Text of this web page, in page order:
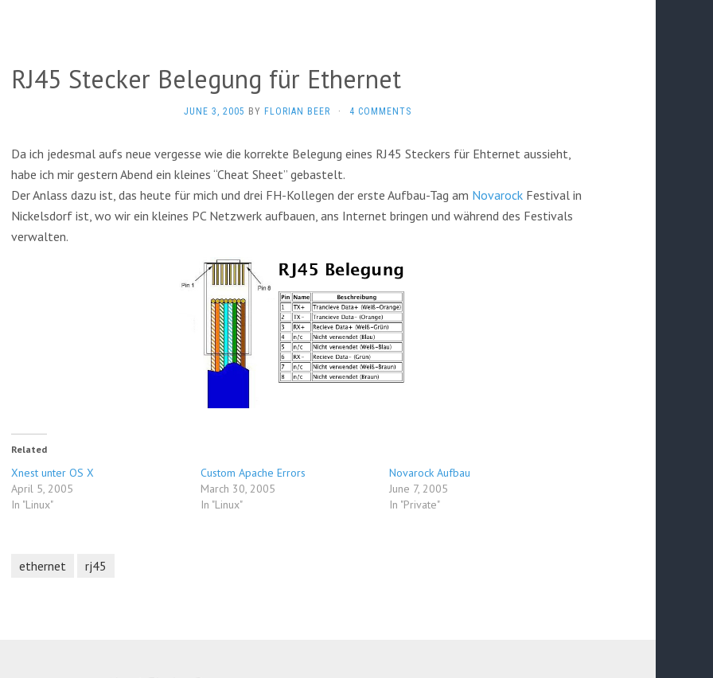
RJ45 Stecker Belegung für Ethernet
JUNE 3, 2005 BY FLORIAN BEER · 4 COMMENTS
Da ich jedesmal aufs neue vergesse wie die korrekte Belegung eines RJ45 Steckers für Ehternet aussieht,
habe ich mir gestern Abend ein kleines “Cheat Sheet” gebastelt.
Der Anlass dazu ist, das heute für mich und drei FH-Kollegen der erste Aufbau-Tag am Novarock Festival in
Nickelsdorf ist, wo wir ein kleines PC Netzwerk aufbauen, ans Internet bringen und während des Festivals
verwalten.
Related
Xnest unter OS X
April 5, 2005
In "Linux"
Custom Apache Errors
March 30, 2005
In "Linux"
Novarock Aufbau
June 7, 2005
In "Private"
ethernet rj45